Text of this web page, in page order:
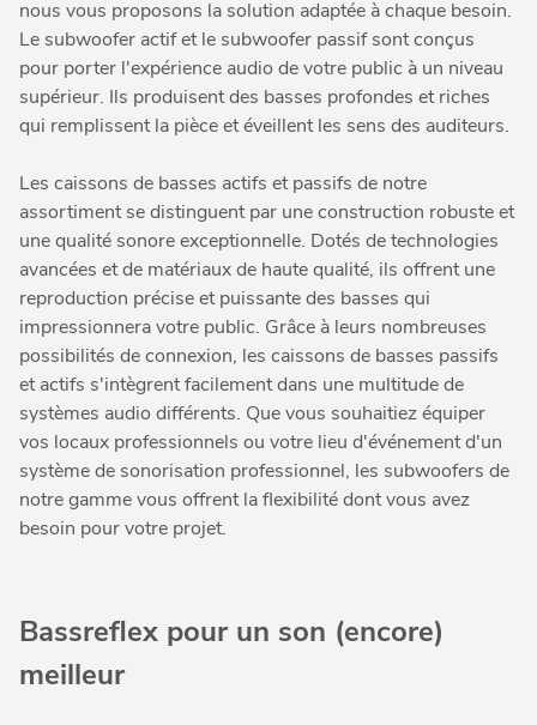
nous vous proposons la solution adaptée à chaque besoin.
Le subwoofer actif et le subwoofer passif sont conçus
pour porter l'expérience audio de votre public à un niveau
supérieur. Ils produisent des basses profondes et riches
qui remplissent la pièce et éveillent les sens des auditeurs.
Les caissons de basses actifs et passifs de notre
assortiment se distinguent par une construction robuste et
une qualité sonore exceptionnelle. Dotés de technologies
avancées et de matériaux de haute qualité, ils offrent une
reproduction précise et puissante des basses qui
impressionnera votre public. Grâce à leurs nombreuses
possibilités de connexion, les caissons de basses passifs
et actifs s'intègrent facilement dans une multitude de
systèmes audio différents. Que vous souhaitiez équiper
vos locaux professionnels ou votre lieu d'événement d'un
système de sonorisation professionnel, les subwoofers de
notre gamme vous offrent la flexibilité dont vous avez
besoin pour votre projet.
Bassreflex pour un son (encore)
meilleur